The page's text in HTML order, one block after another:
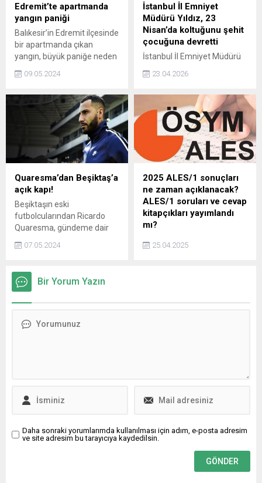
Edremit’te apartmanda
yangın paniği
Balıkesir’in Edremit ilçesinde
bir apartmanda çıkan
yangın, büyük paniğe neden
09.05.2024
İstanbul İl Emniyet
Müdürü Yıldız, 23
Nisan’da koltuğunu şehit
çocuğuna devretti
İstanbul İl Emniyet Müdürü
şehit çocuğuna devretti
23.04.2026
Quaresma’dan Beşiktaş’a
açık kapı!
Beşiktaşın eski
futbolcularından Ricardo
Quaresma, gündeme dair
açıklamalar yaptı. Futbola
yeniden dönebileceğini
Güneşle çalışmak istediğini
aktardı.
07.05.2024
2025 ALES/1 sonuçları
ne zaman açıklanacak?
ALES/1 soruları ve cevap
kitapçıkları yayımlandı
mı?
ALES/1 sınavı, 13 Nisan
Pazar günü ÖSYM
25.04.2025
Bir Yorum Yazın
Daha sonraki yorumlarımda kullanılması için adım, e-posta adresim
ve site adresim bu tarayıcıya kaydedilsin.